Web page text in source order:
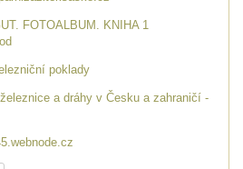
FOTOALBUM. KNIHA 1
poklady
a dráhy v Česku a zahraničí -